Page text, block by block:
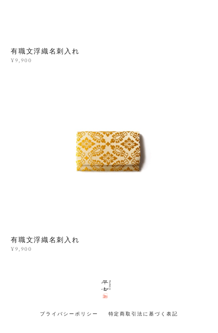
有職文浮織名刺入れ
¥9,900
有職文浮織名刺入れ
¥9,900
プライバシーポリシー 特定商取引法に基づく表記